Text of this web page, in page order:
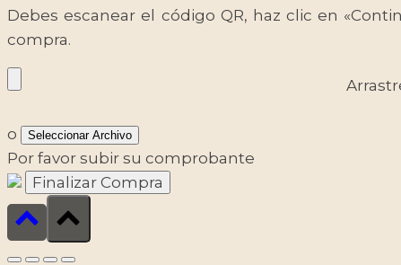
Debes escanear el código QR, haz clic en
compra.
o Seleccionar Archivo
Por favor subir su comprobante